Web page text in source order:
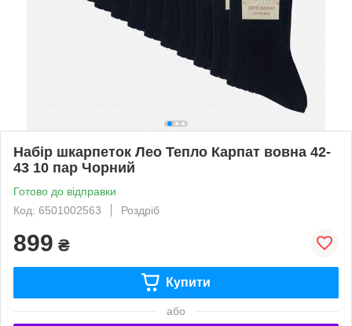
Набір шкарпеток Лео Тепло Карпат вовна 42-
43 10 пар Чорний
Готово до відправки
Код: 6501002563
Роздріб
899 ₴
Купити
або